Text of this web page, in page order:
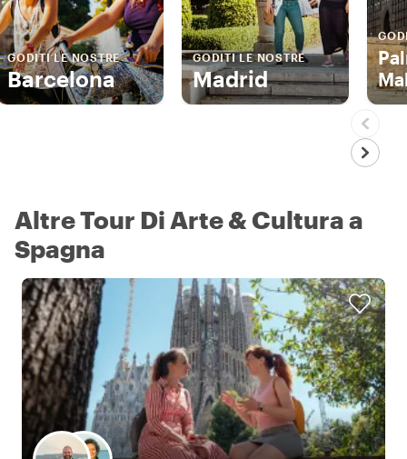
GODITI LE NOSTRE
Barcelona
GODITI LE NOSTRE
Madrid
Altre Tour Di Arte & Cultura a
Spagna